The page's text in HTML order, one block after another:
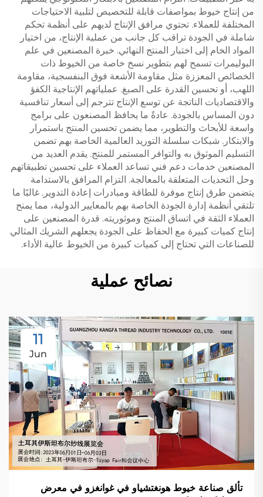
من إنتاج خيوط بمواصفات قابلة للتخصيص لتلبية الاحتياجات
المختلفة للعملاء. تحتوي مرافق الإنتاج لديهم على أنظمة تحكم
شاملة في الجودة تراقب كل جانب من عملية الإنتاج، من اختيار
المواد الخام إلى اختبار المنتج النهائي. خبرة المصنعين في علم
البوليمرات تسمح لهم بتطوير نسخ خاصة من الخيوط ذات
الخصائص المعززة مثل مقاومة الأشعة فوق البنفسجية، مقاومة
اللهب، أو تحسين القدرة على الصبغ. عملياتهم الإنتاجية الكفؤ
والاقتصاديات الناتجة عن توسع الإنتاج تترجم إلى أسعار تنافسية
دون المساس بالجودة. عادةً ما يحافظ المصنعون على برامج
واسعة للأبحاث والتطوير، مما يضمن تحسين المنتج باستمرار
والابتكار. شبكات سلسلة التوريد العالمية الخاصة بهم تضمن
التسليم الموثوق به والتوافر المستمر للمنتج. يقدم العديد من
المصنعين خدمات دعم فني تساعد العملاء على تحسين تطبيقاتهم
وحل التحديات المتعلقة بالمعالجة. التزام المرافق بالاستدامة
يتضمن طرق إنتاج موفرة للطاقة ومبادرات إعادة التدوير. غالبًا ما
تلتقي أنظمة إدارة الجودة الخاصة بهم بالمعايير الدولية، مما يمنح
العملاء الثقة في اتساق المنتج وموثوريته. قدرة المصنعين على
إنتاج كميات كبيرة مع الحفاظ على الجودة يجعلهم الشريك المثالي
للصناعات التي تحتاج إلى كميات كبيرة من الخيوط عالية الأداء.
نصائح عملية
11
Jun
تألق صناعة خيوط هونغتشياو في غوانغزو في معرض